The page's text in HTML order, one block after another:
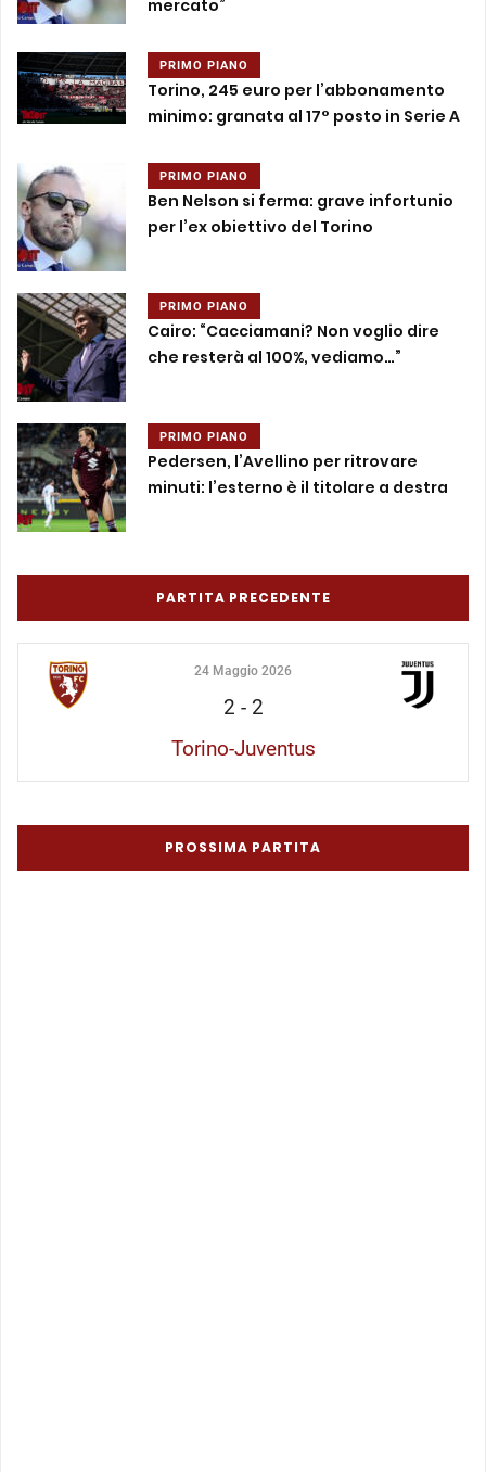
mercato”
PRIMO PIANO
Torino, 245 euro per l’abbonamento
minimo: granata al 17° posto in Serie A
PRIMO PIANO
Ben Nelson si ferma: grave infortunio
per l’ex obiettivo del Torino
PRIMO PIANO
Cairo: “Cacciamani? Non voglio dire
che resterà al 100%, vediamo…”
PRIMO PIANO
Pedersen, l’Avellino per ritrovare
minuti: l’esterno è il titolare a destra
PARTITA PRECEDENTE
24 Maggio 2026
2 - 2
Torino-Juventus
PROSSIMA PARTITA